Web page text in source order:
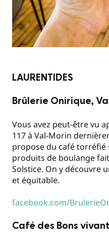
LAURENTIDES
Brûlerie Onirique,
Vous avez peut-être vu
117 à Val-Morin
propose du café torréfié
produits de boulange
Solstice. On y découvre
et équitable.
facebook.com/
Café des Bons